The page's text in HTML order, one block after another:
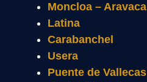
Moncloa – Aravaca
Latina
Carabanchel
Usera
Puente de Vallecas